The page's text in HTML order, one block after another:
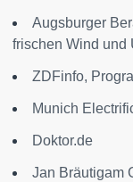
Augsburger
frischen Wind und
ZDFinfo,
Munich
Doktor.de
Jan Bräutigam